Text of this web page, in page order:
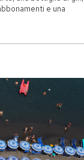
e una